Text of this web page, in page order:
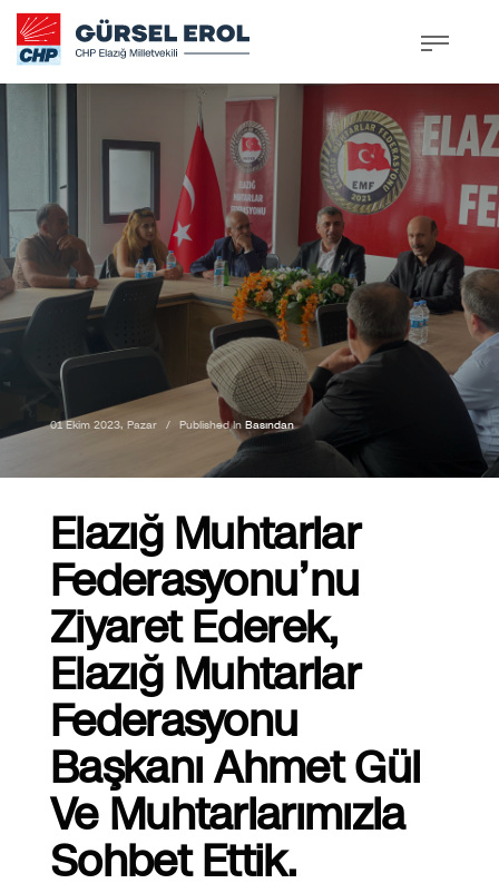
01 Ekim 2023, Pazar / Published In Basından
Elazığ Muhtarlar
Federasyonu’nu
Ziyaret Ederek,
Elazığ Muhtarlar
Federasyonu
Başkanı Ahmet Gül
Ve Muhtarlarımızla
Sohbet Ettik.